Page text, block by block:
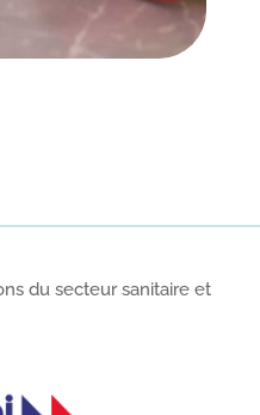
du secteur sanitaire et